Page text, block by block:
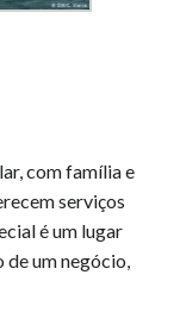
com família e
serviços
é um lugar
um negócio,